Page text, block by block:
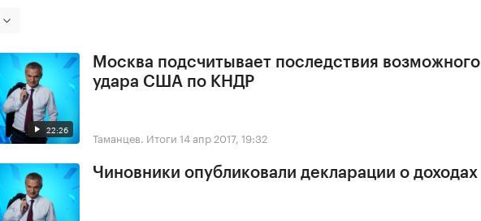
22:26
Москва подсчитывает последствия возможного
удара США по КНДР
Таманцев. Итоги 14 апр 2017, 19:32
Чиновники опубликовали декларации о доходах